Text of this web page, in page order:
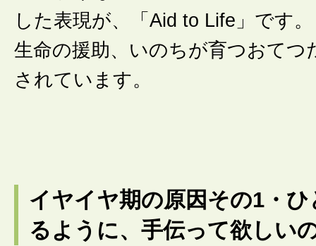
した表現が、「Aid to Life」です
生命の援助、いのちが育つおてつ
されています。
イヤイヤ期の原因その1・
るように、手伝って欲しい